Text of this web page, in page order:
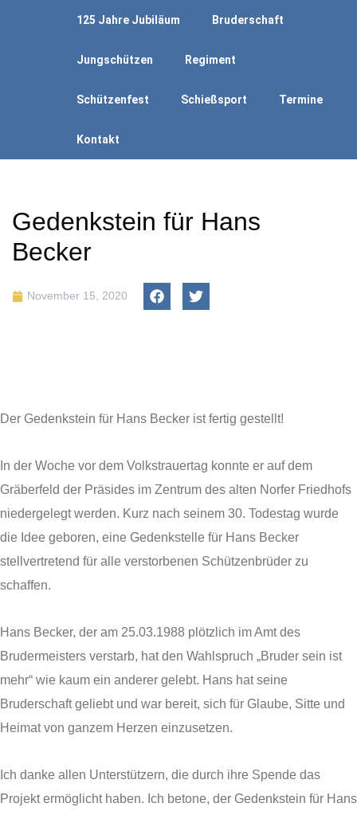
125 Jahre Jubiläum Bruderschaft
Jungschützen Regiment
Schützenfest Schießsport Termine
Kontakt
Gedenkstein für Hans
Becker
November 15, 2020
Der Gedenkstein für Hans Becker ist fertig gestellt!
In der Woche vor dem Volkstrauertag konnte er auf dem
Gräberfeld der Präsides im Zentrum des alten Norfer Friedhofs
niedergelegt werden. Kurz nach seinem 30. Todestag wurde
die Idee geboren, eine Gedenkstelle für Hans Becker
stellvertretend für alle verstorbenen Schützenbrüder zu
schaffen.
Hans Becker, der am 25.03.1988 plötzlich im Amt des
Brudermeisters verstarb, hat den Wahlspruch „Bruder sein ist
mehr“ wie kaum ein anderer gelebt. Hans hat seine
Bruderschaft geliebt und war bereit, sich für Glaube, Sitte und
Heimat von ganzem Herzen einzusetzen.
Ich danke allen Unterstützern, die durch ihre Spende das
Projekt ermöglicht haben. Ich betone, der Gedenkstein für Hans